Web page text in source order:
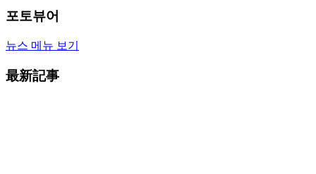
포토뷰어
뉴스 메뉴 보기
最新記事